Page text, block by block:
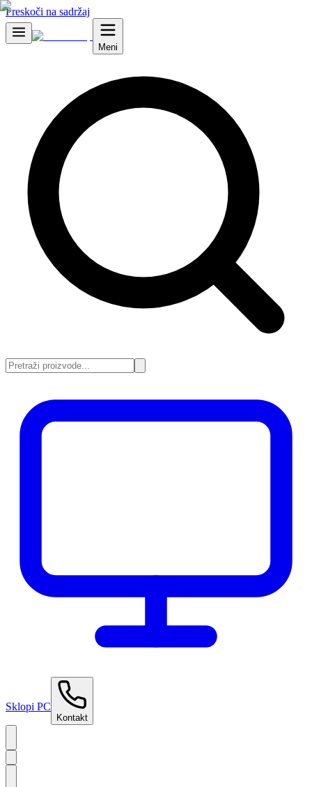
Preskoči na sadržaj
Meni
Sklopi PC
Kontakt